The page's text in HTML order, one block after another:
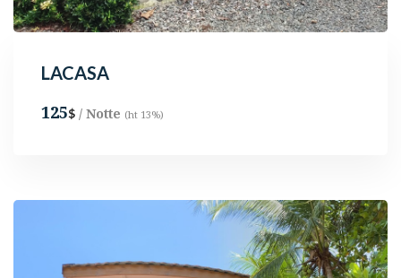
LACASA
125$ / Notte (ht 13%)